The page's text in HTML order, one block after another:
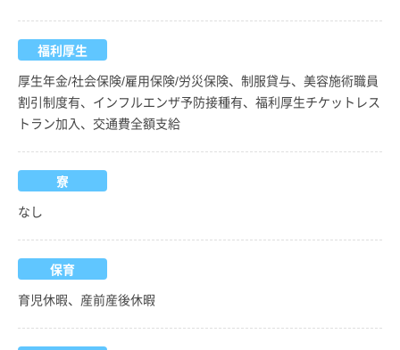
福利厚生
厚生年金/社会保険/雇用保険/労災保険、制服貸与、美容施術職員
割引制度有、インフルエンザ予防接種有、福利厚生チケットレス
トラン加入、交通費全額支給
寮
なし
保育
育児休暇、産前産後休暇